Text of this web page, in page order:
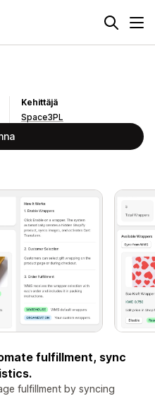
Kehittäjä
Space3PL
fulfillment, sync
fulfillment by syncing